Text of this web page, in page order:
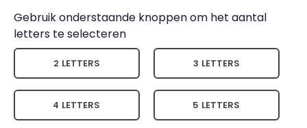
Gebruik onderstaande knoppen om het aantal
letters te selecteren
2 LETTERS 3 LETTERS
4 LETTERS 5 LETTERS